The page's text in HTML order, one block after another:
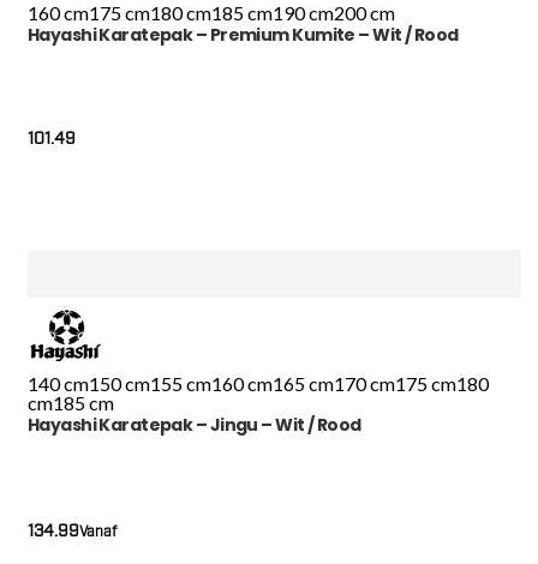
160 cm175 cm180 cm185 cm190 cm200 cm
Hayashi Karatepak – Premium Kumite – Wit / Rood
101.49
140 cm150 cm155 cm160 cm165 cm170 cm175 cm180
cm185 cm
Hayashi Karatepak – Jingu – Wit / Rood
Vanaf
134.99